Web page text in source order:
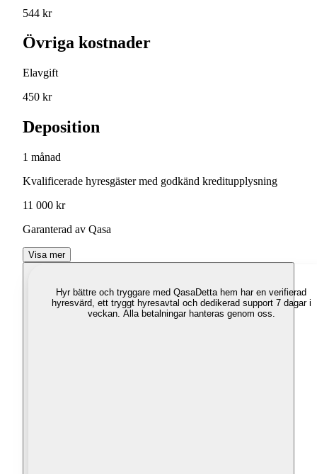
544 kr
Övriga kostnader
Elavgift
450 kr
Deposition
1 månad
Kvalificerade hyresgäster med godkänd kreditupplysning
11 000 kr
Garanterad av Qasa
Visa mer
Hyr bättre och tryggare med QasaDetta hem har en verifierad
hyresvärd, ett tryggt hyresavtal och dedikerad support 7 dagar i
veckan. Alla betalningar hanteras genom oss.